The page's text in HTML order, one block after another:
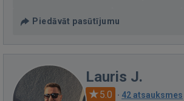
Piedāvāt pasūtījumu
Lauris J.
5.0 · 42 atsauksmes